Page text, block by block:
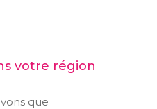
votre région
que